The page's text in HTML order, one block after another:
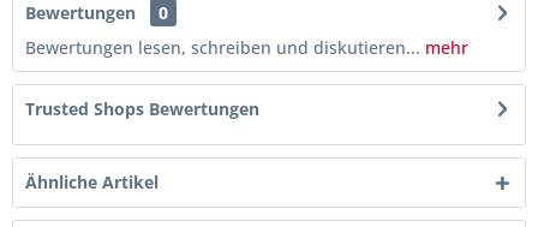
Bewertungen
0
Bewertungen lesen, schreiben und diskutieren... mehr
Trusted Shops Bewertungen
Ähnliche Artikel